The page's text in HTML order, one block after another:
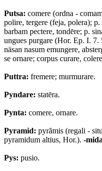
Putsa: comere (ordna -
polire, tergere (feja, polera); p.
barbam pectere, tondēre; p.
ungues purgare (Hor. Ep. I. 7.
näsan nasum emungere,
se ornare; corpus curare,
Puttra: fremere; murmurare.
Pyndare: statēra.
Pynta: comere, ornare.
Pyramid: pyrămis (regali - situ
pyramidum altius, Hor.). -
Pys: pusio.